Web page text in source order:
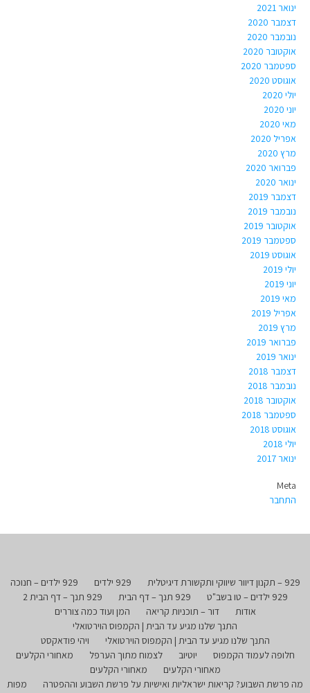
ינואר 2021
דצמבר 2020
נובמבר 2020
אוקטובר 2020
ספטמבר 2020
אוגוסט 2020
יולי 2020
יוני 2020
מאי 2020
אפריל 2020
מרץ 2020
פברואר 2020
ינואר 2020
דצמבר 2019
נובמבר 2019
אוקטובר 2019
ספטמבר 2019
אוגוסט 2019
יולי 2019
יוני 2019
מאי 2019
אפריל 2019
מרץ 2019
פברואר 2019
ינואר 2019
דצמבר 2018
נובמבר 2018
אוקטובר 2018
ספטמבר 2018
אוגוסט 2018
יולי 2018
ינואר 2017
Meta
התחבר
929 – תקנון דיוור שיווקי ותקשורת דיגיטלית 929 ילדים
929 ילדים – חנוכה
929 ילדים – טו בשב"ט
929 תנך – דף הבית
929 תנך – דף הבית 2
אודות
דור – תוכניות קריאה
המן ועוד כמה צוררים
התנך שלנו מגיע עד הבית | הקמפוס הוירטואלי
התנך שלנו מגיע עד הבית | הקמפוס הוירטואלי
ויהי פודאקסט
חלופה לעמוד הקמפוס
יוטיוב לצמוח מתוך הערפל
מאחורי הקלעים
מאחורי הקלעים
מאחורי הקלעים
מה פרשת השבוע? קריאות ישראליות ואישיות על פרשת השבוע וההפטרה
מפות